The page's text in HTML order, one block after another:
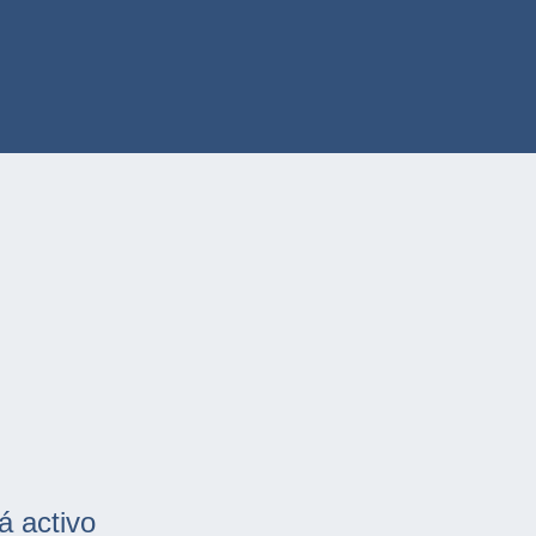
activo